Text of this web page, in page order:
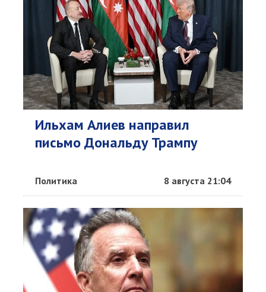
Ильхам Алиев направил
письмо Дональду Трампу
Политика 8 августа 21:04